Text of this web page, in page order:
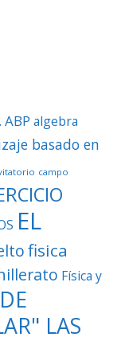
ABP algebra
basado en
campo
EL
fisica
Física y
LAS